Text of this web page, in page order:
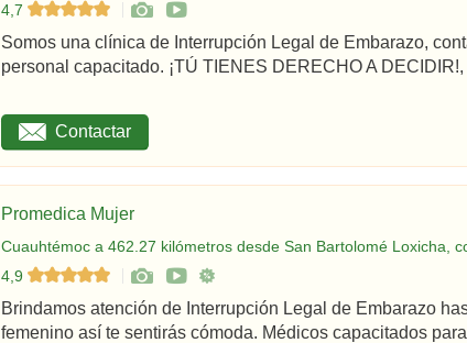
4,7
Somos una clínica de Interrupción Legal de Embarazo,
personal capacitado. ¡TÚ TIENES DERECHO A DECIDIR!,
Contactar
Promedica Mujer
Cuauhtémoc a 462.27 kilómetros desde San Bartolomé Loxicha,
4,9
Brindamos atención de Interrupción Legal de Embarazo
femenino así te sentirás cómoda. Médicos capacitados